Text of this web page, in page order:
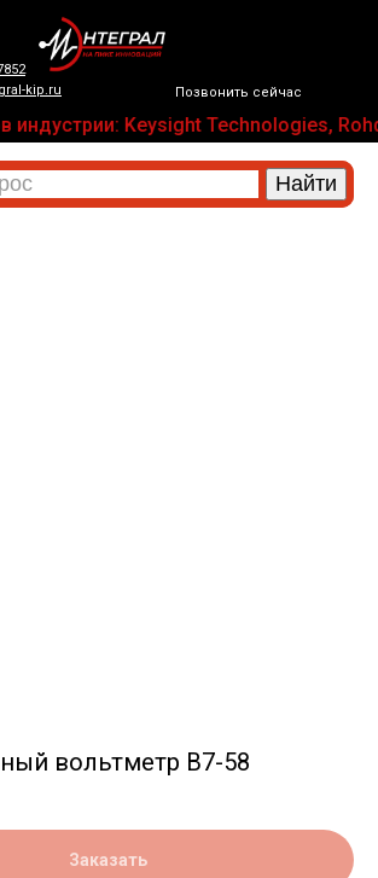
Позвонить сейчас
kip.ru
Keysight Technologies,
вольтметр В7-58
Заказать